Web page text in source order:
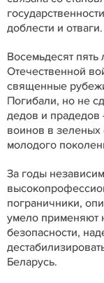
доблести и отваги.
Восемьдесят
Отечественной
священные
Погибали, но не
дедов и прадедов
воинов в
молодого
За годы
пограничники,
умело применяют
безопасности,
Беларусь.